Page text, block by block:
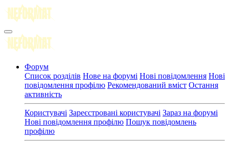
Форум
Список розділів Нове на форумі Нові повідомлення Нові
повідомлення профілю Рекомендований вміст Остання
активність
Користувачі Зареєстровані користувачі Зараз на форумі
Нові повідомлення профілю Пошук повідомлень
профілю